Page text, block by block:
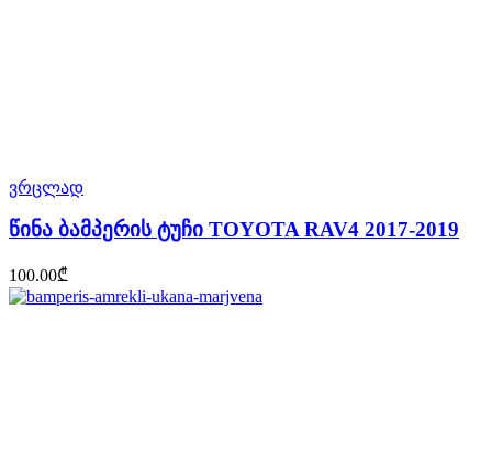
ვრცლად
წინა ბამპერის ტუჩი TOYOTA RAV4 2017-2019
100.00₾